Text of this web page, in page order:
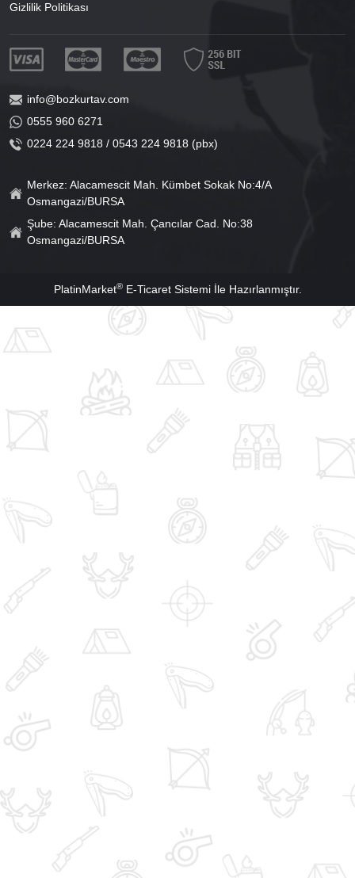
Gizlilik Politikası
info@bozkurtav.com
0555 960 6271
0224 224 9818 / 0543 224 9818 (pbx)
Merkez: Alacamescit Mah. Kümbet Sokak No:4/A
Osmangazi/BURSA
Şube: Alacamescit Mah. Çancılar Cad. No:38
Osmangazi/BURSA
PlatinMarket®E-Ticaret Sistemiİle Hazırlanmıştır.